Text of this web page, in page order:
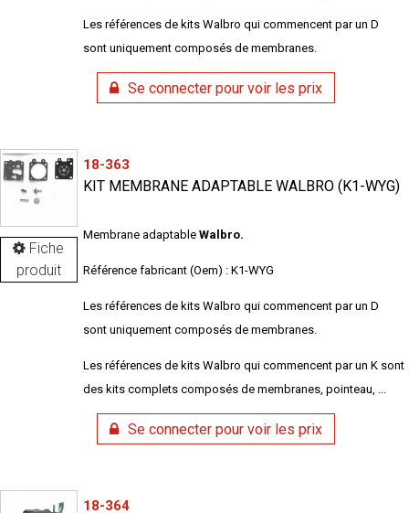
Les références de kits Walbro qui commencent par un D
sont uniquement composés de membranes.
Se connecter pour voir les prix
Fiche
produit
18-363
KIT MEMBRANE ADAPTABLE WALBRO (K1-WYG)
Membrane adaptable Walbro.
Référence fabricant (Oem) : K1-WYG
Les références de kits Walbro qui commencent par un D
sont uniquement composés de membranes.
Les références de kits Walbro qui commencent par un K sont
des kits complets composés de membranes, pointeau, ...
Se connecter pour voir les prix
18-364